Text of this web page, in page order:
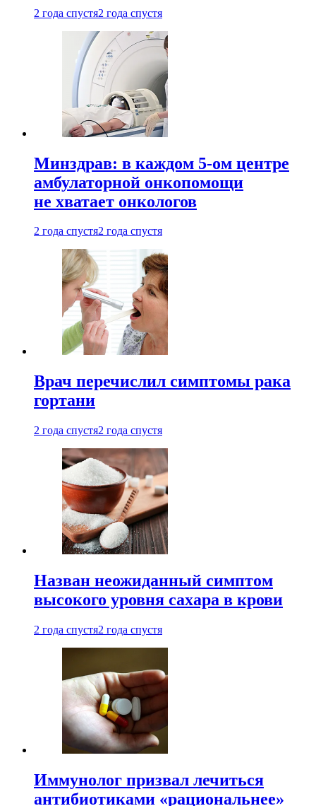
2 года спустя2 года спустя
Минздрав: в каждом 5-ом центре
амбулаторной онкопомощи
не хватает онкологов
2 года спустя2 года спустя
Врач перечислил симптомы рака
гортани
2 года спустя2 года спустя
Назван неожиданный симптом
высокого уровня сахара в крови
2 года спустя2 года спустя
Иммунолог призвал лечиться
антибиотиками «рациональнее»